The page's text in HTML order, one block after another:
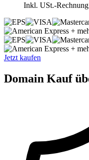
Inkl. USt.-
+
+
Jetzt kaufen
Domain Kauf